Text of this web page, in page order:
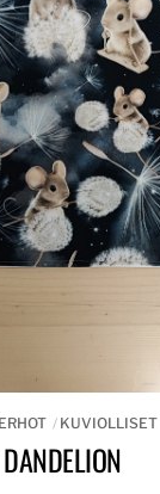
KUVIOLLISET